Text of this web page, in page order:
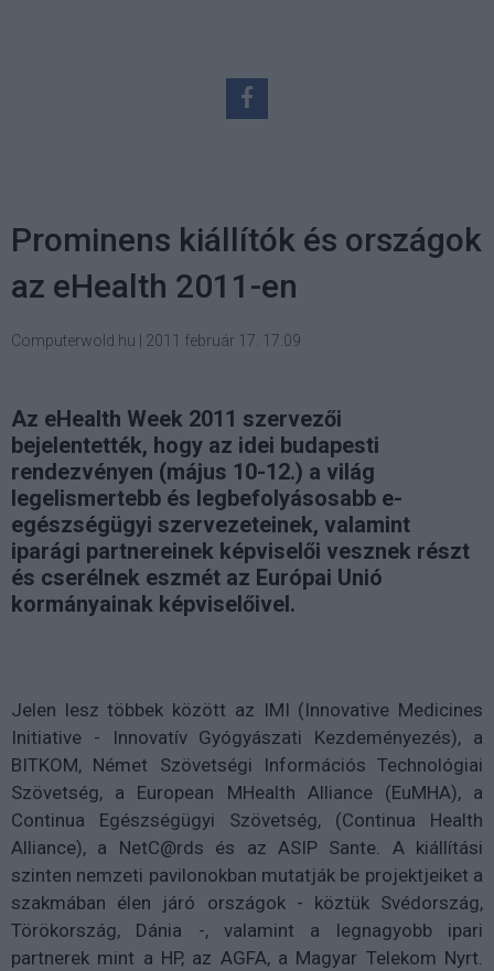
Prominens kiállítók és országok
az eHealth 2011-en
Computerwold.hu 2011 február 17. 17:09
Az eHealth Week 2011 szervezői
bejelentették, hogy az idei budapesti
rendezvényen (május 10-12.) a világ
legelismertebb és legbefolyásosabb e-
egészségügyi szervezeteinek, valamint
iparági partnereinek képviselői vesznek részt
és cserélnek eszmét az Európai Unió
kormányainak képviselőivel.
Jelen lesz többek között az IMI (Innovative Medicines
Initiative - Innovatív Gyógyászati Kezdeményezés), a
BITKOM, Német Szövetségi Információs Technológiai
Szövetség, a European MHealth Alliance (EuMHA), a
Continua Egészségügyi Szövetség, (Continua Health
Alliance), a NetC@rds és az ASIP Sante. A kiállítási
szinten nemzeti pavilonokban mutatják be projektjeiket a
szakmában élen járó országok - köztük Svédország,
Törökország, Dánia -, valamint a legnagyobb ipari
partnerek mint a HP, az AGFA, a Magyar Telekom Nyrt.